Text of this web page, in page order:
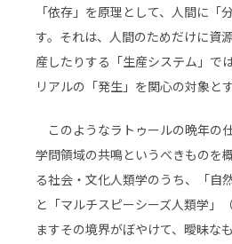
「依存」を原理として、人間に「
す。それは、人間のためだけに資
産したりする「生産システム」で
リアルの「発生」を関心の対象と
このようなラトゥールの晩年の
学問領域の共鳴というべきものを
る社会・文化人類学のうち、「自
と「マルチスピーシーズ人類学」
ますその境界がぼやけて、曖昧な